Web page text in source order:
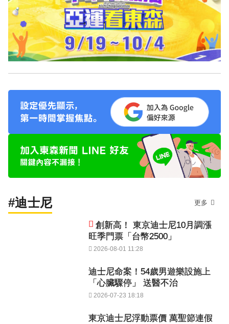
#迪士尼 更多
創新高！ 東京迪士尼10月調漲
旺季門票「台幣2500」
2026-08-01 11:28
迪士尼命案！54歲男遊樂設施上
「心臟驟停」 送醫不治
2026-07-23 18:18
東京迪士尼浮動票價 萬聖節連假